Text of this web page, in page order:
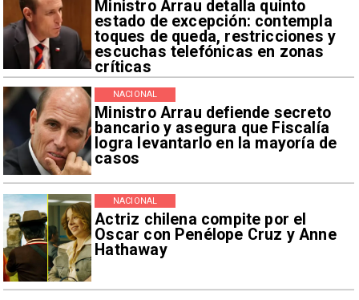
Ministro Arrau detalla quinto
estado de excepción: contempla
toques de queda, restricciones y
escuchas telefónicas en zonas
críticas
Ministro Arrau defiende secreto
bancario y asegura que Fiscalía
logra levantarlo en la mayoría de
casos
NACIONAL
Actriz chilena compite por el
Oscar con Penélope Cruz y Anne
Hathaway
NACIONAL